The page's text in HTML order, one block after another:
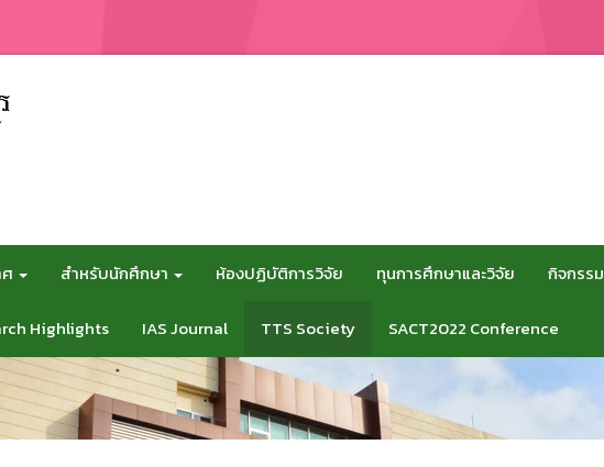
สำหรับนักศึกษา ห้องปฏิบัติการวิจัย ทุนการศึกษาและวิจัย กิจกรรม
Highlights IAS Journal TTS Society SACT2022 Conference